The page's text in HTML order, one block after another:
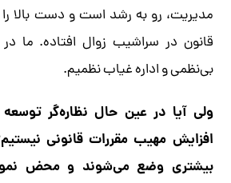
مدیریت، رو به رشد است و دست بالا را
قانون در سراشیب زوال افتاده. ما
بی‌نظمی و اداره غیاب نظمیم.
ولی آیا در عین حال نظاره‌گر
افزایش مهیب مقررات قانونی
بیشتری وضع می‌شوند و محض